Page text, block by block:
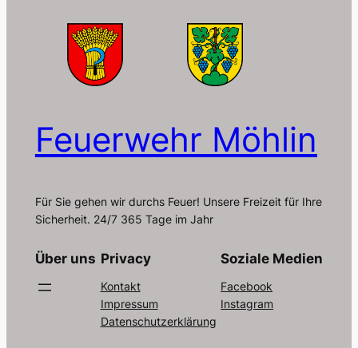
Feuerwehr Möhlin
Für Sie gehen wir durchs Feuer! Unsere Freizeit für Ihre
Sicherheit. 24/7 365 Tage im Jahr
Über uns Privacy
Kontakt
Impressum
Datenschutzerklärung
Soziale Medien
Facebook
Instagram